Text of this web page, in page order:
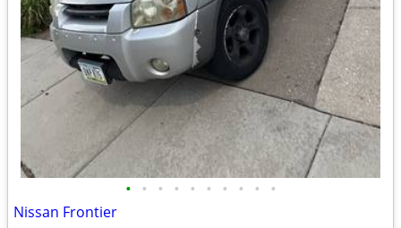
• • • • • • • • • •
Nissan Frontier